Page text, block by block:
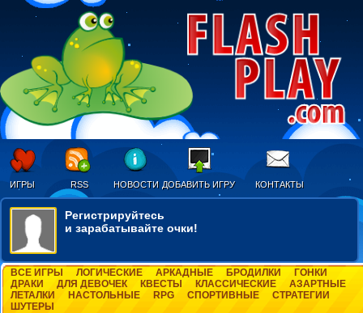
ИГРЫ RSS НОВОСТИ ДОБАВИТЬ ИГРУ КОНТАКТЫ
Регистрируйтесь
и зарабатывайте очки!
ВСЕ ИГРЫ ЛОГИЧЕСКИЕ АРКАДНЫЕ БРОДИЛКИ
ГОНКИ
ДРАКИ
ДЛЯ ДЕВОЧЕК КВЕСТЫ КЛАССИЧЕСКИЕ
АЗАРТНЫЕ
ЛЕТАЛКИ
НАСТОЛЬНЫЕ RPG СПОРТИВНЫЕ
СТРАТЕГИИ
ШУТЕРЫ